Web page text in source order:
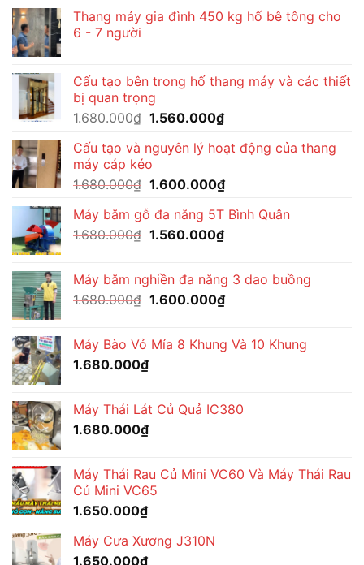
1.650.000₫.là:
Thang máy gia đình 450 kg hố bê tông cho
6 - 7 người
Cấu tạo bên trong hố thang máy và các thiết
bị quan trọng
1.680.000₫ Giá
là:
1.680.000₫.
1.560.000₫Giá
tại
1.560.000₫.
Cấu tạo và nguyên lý hoạt động của thang
máy cáp kéo
1.680.000₫ Giá
là:
1.680.000₫.
1.600.000₫Giá
tại
là:
Máy băm gỗ đa năng 5T Bình Quân
1.680.000₫ Giá
1.680.000₫.
1.560.000₫Giá
là:
1.560.000₫.
Máy băm nghiền đa năng 3 dao buồng
1.680.000₫ Giá
1.680.000₫.
1.600.000₫Giá
là:
Máy Bào Vỏ Mía 8 Khung Và 10 Khung
1.680.000₫
Máy Thái Lát Củ Quả IC380
1.680.000₫
Máy Thái Rau Củ Mini VC60 Và Máy Thái Rau
Củ Mini VC65
1.650.000₫
Máy Cưa Xương J310N
1.650.000₫